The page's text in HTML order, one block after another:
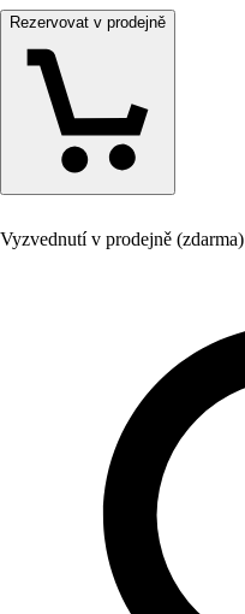
Rezervovat v prodejně
Vyzvednutí v prodejně (zdarma)